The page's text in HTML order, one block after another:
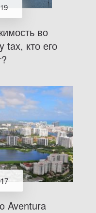
во
tax, кто его
Aventura